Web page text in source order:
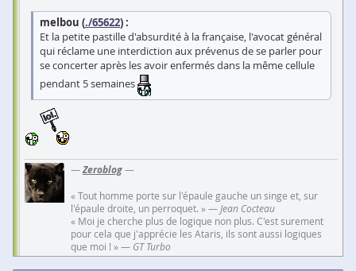
melbou (./65622) :
Et la petite pastille d'absurdité à la française, l'avocat général
qui réclame une interdiction aux prévenus de se parler pour
se concerter après les avoir enfermés dans la même cellule
pendant 5 semaines
—Zeroblog—
« Tout homme porte sur l'épaule gauche un singe et, sur
l'épaule droite, un perroquet. » — Jean Cocteau
« Moi je cherche plus de logique non plus. C'est surement
pour cela que j'apprécie les Ataris, ils sont aussi logiques
que moi ! » — GT Turbo